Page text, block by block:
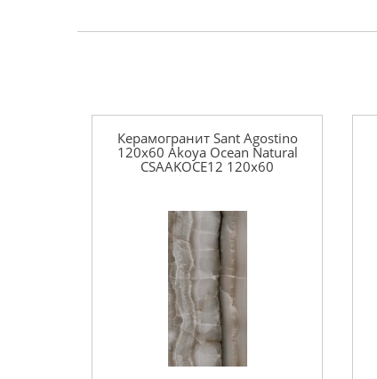
Керамогранит Sant Agostino
120x60 Akoya Ocean Natural
CSAAKOCE12 120x60